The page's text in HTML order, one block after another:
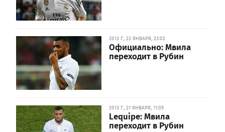
2013 Г., 23 ЯНВАРЯ, 23:02
Официально: Мвила
переходит в Рубин
2013 Г., 21 ЯНВАРЯ, 11:05
Lequipe: Мвила
переходит в Рубин